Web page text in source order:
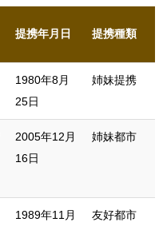
提携年月日 提携種類
1980年8月
25日
姉妹提携
2005年12月
16日
姉妹都市
1989年11月
友好都市